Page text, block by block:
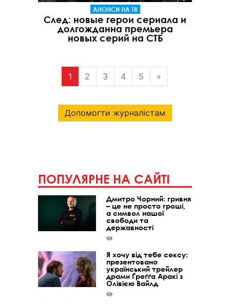
АНОНСИ НА ТВ
След: новые герои сериала и
долгожданна премьера
новых серий на СТБ
1 2 3 4 5 »
Допомогти журналістам
ПОПУЛЯРНЕ НА САЙТІ
Дмитро Чорний: гривня
– це не просто гроші,
а символ нашої
свободи та
державності
Я хочу від тебе сексу:
презентовано
український трейлер
драми Ґреґґа Аракі з
Олівією Вайлд